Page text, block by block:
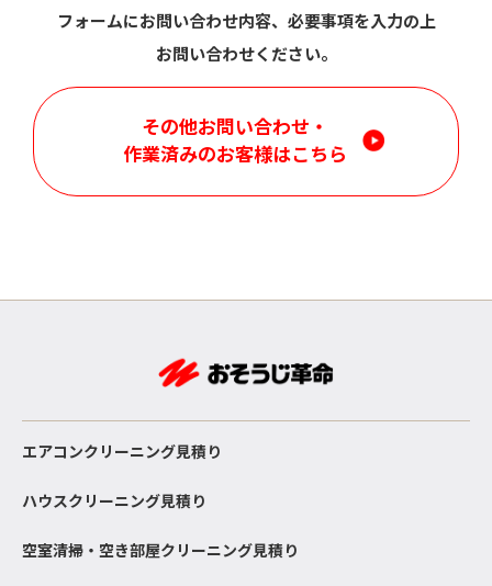
フォームにお問い合わせ内容、必要事項を入力の上
お問い合わせください。
その他お問い合わせ・
作業済みのお客様はこちら
エアコンクリーニング見積り
ハウスクリーニング見積り
空室清掃・空き部屋クリーニング見積り